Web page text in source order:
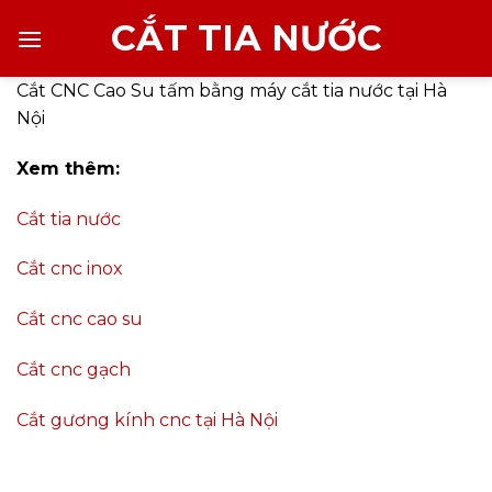
đến
dung
CẮT TIA NƯỚC
Cắt CNC Cao Su tấm bằng máy cắt tia nước tại Hà
Nội
Xem thêm:
Cắt tia nước
Cắt cnc inox
Cắt cnc cao su
Cắt cnc gạch
Cắt gương kính cnc tại Hà Nội